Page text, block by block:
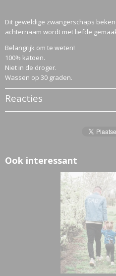
Dit geweldige zwangerschaps
achternaam wordt met liefde
Belangrijk om te weten!
100% katoen.
Niet in de droger.
Wassen op 30 graden.
Reacties
Ook interessant